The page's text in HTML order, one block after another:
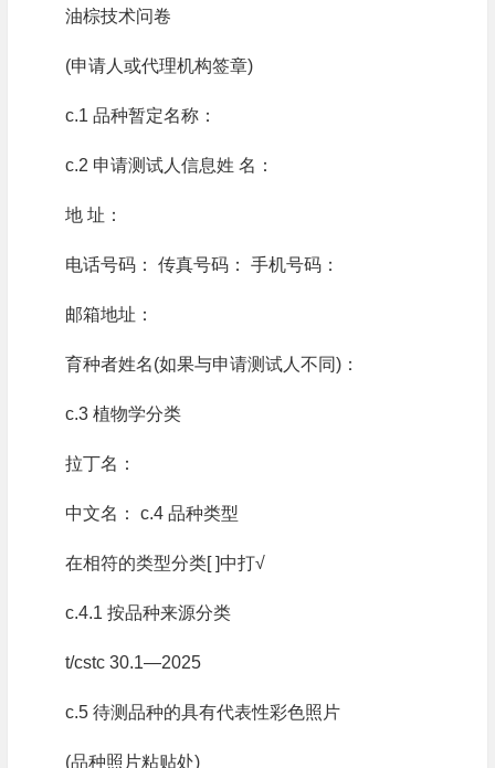
油棕技术问卷
(申请人或代理机构签章)
c.1 品种暂定名称：
c.2 申请测试人信息姓 名：
地 址：
电话号码： 传真号码： 手机号码：
邮箱地址：
育种者姓名(如果与申请测试人不同)：
c.3 植物学分类
拉丁名：
中文名： c.4 品种类型
在相符的类型分类[ ]中打√
c.4.1 按品种来源分类
t/cstc 30.1—2025
c.5 待测品种的具有代表性彩色照片
(品种照片粘贴处)